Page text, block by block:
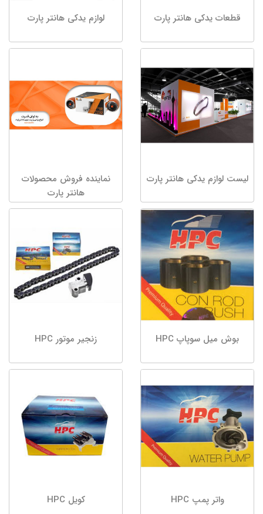
قطعات یدکی هانتر پارت لوازم یدکی هانتر پارت
لیست لوازم یدکی هانتر پارت
نماینده فروش محصولات
هانتر پارت
بوش میل سوپاپ HPC زنجیر موتور HPC
واتر پمپ HPC کویل HPC